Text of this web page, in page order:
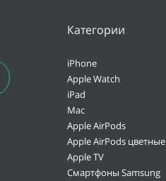
Категории
iPhone
Apple Watch
iPad
Mac
Apple AirPods
Apple AirPods цветные
Apple TV
Смартфоны Samsung